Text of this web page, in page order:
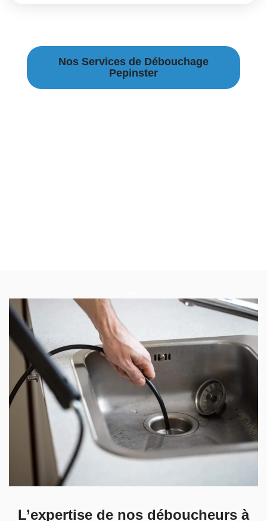
Nos Services de Débouchage
Pepinster
L’expertise de nos déboucheurs à